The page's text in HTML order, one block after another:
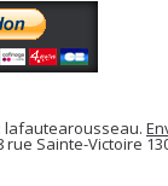
: lafautearousseau.
Sainte-Victoire